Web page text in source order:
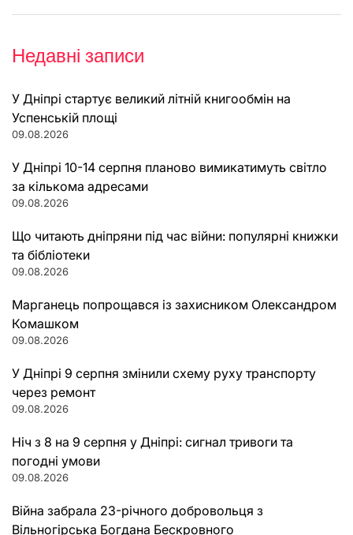
Недавні записи
У Дніпрі стартує великий літній книгообмін на
Успенській площі
09.08.2026
У Дніпрі 10-14 серпня планово вимикатимуть світло
за кількома адресами
09.08.2026
Що читають дніпряни під час війни: популярні книжки
та бібліотеки
09.08.2026
Марганець попрощався із захисником Олександром
Комашком
09.08.2026
У Дніпрі 9 серпня змінили схему руху транспорту
через ремонт
09.08.2026
Ніч з 8 на 9 серпня у Дніпрі: сигнал тривоги та
погодні умови
09.08.2026
Війна забрала 23-річного добровольця з
Вільногірська Богдана Бескровного